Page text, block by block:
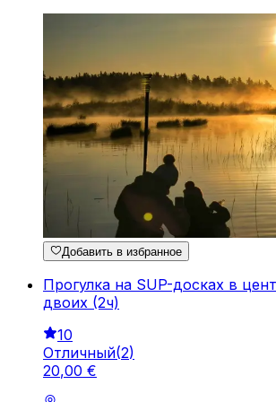
Добавить в избранное
Прогулка на SUP-досках в
двоих (2ч)
10
Отличный(2)
20,00 €